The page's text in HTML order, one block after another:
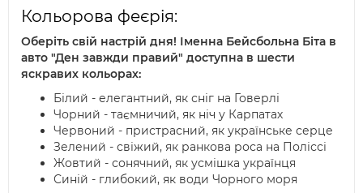
Кольорова феєрія:
Оберіть свій настрій дня! Іменна Бейсбольна Біта в
авто "Ден завжди правий" доступна в шести
яскравих кольорах:
Білий - елегантний, як сніг на Говерлі
Чорний - таємничий, як ніч у Карпатах
Червоний - пристрасний, як українське серце
Зелений - свіжий, як ранкова роса на Поліссі
Жовтий - сонячний, як усмішка українця
Синій - глибокий, як води Чорного моря